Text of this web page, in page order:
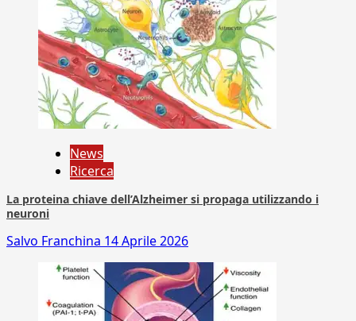
News
Ricerca
La proteina chiave dell’Alzheimer si propaga utilizzando i
neuroni
Salvo Franchina 14 Aprile 2026